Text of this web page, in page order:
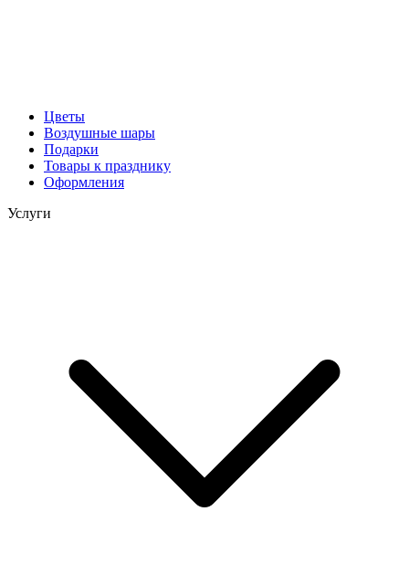
Цветы
Воздушные шары
Подарки
Товары к празднику
Оформления
Услуги